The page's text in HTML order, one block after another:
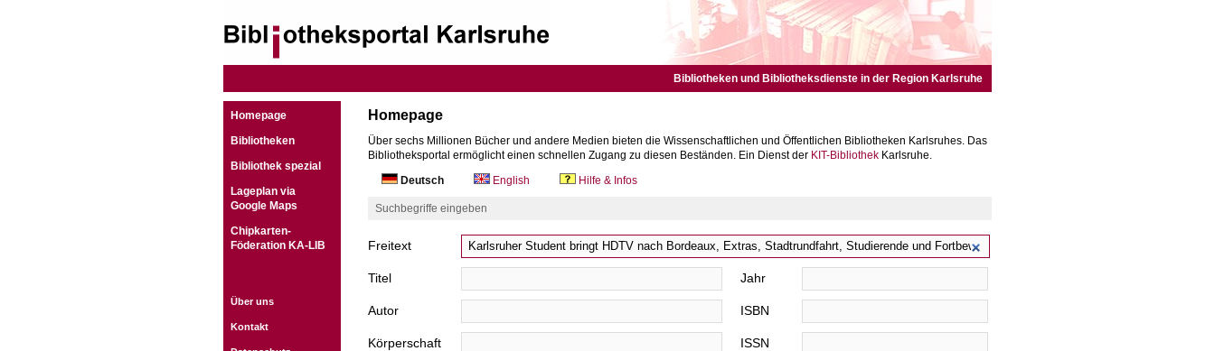
Bibliotheken und Bibliotheksdienste in der Region Karlsruhe
Homepage
Bibliotheken
Bibliothek spezial
Lageplan via
Google Maps
Chipkarten-
Föderation KA-LIB
Über uns
Kontakt
Homepage
Über sechs Millionen Bücher und andere Medien bieten die Wissenschaftlichen und Öffentlichen Bibliotheken Karlsruhes. Das
Bibliotheksportal ermöglicht einen schnellen Zugang zu diesen Beständen. Ein Dienst der KIT-Bibliothek Karlsruhe.
Deutsch
English Hilfe & Infos
Suchbegriffe eingeben
Freitext
Titel
Autor
Körperschaft
Jahr
ISBN
ISSN